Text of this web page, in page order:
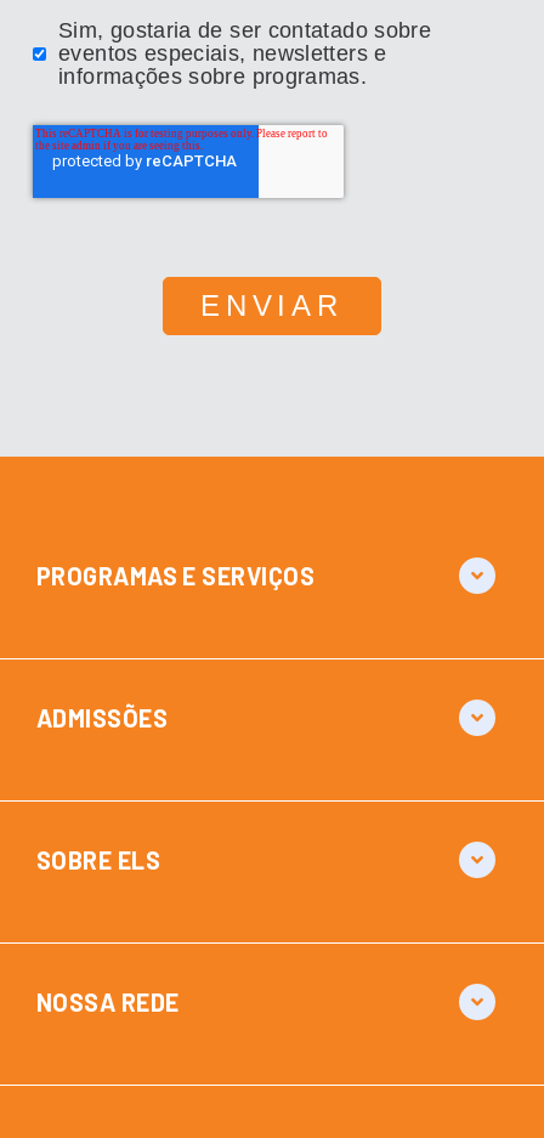
Sim, gostaria de ser contatado sobre
eventos especiais, newsletters e
informações sobre programas.
PROGRAMAS E SERVIÇOS
ADMISSÕES
SOBRE ELS
NOSSA REDE